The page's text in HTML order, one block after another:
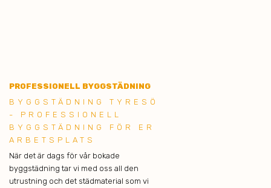
PROFESSIONELL BYGGSTÄDNING
BYGGSTÄDNING TYRESÖ
- PROFESSIONELL
BYGGSTÄDNING FÖR ER
ARBETSPLATS
När det är dags för vår bokade
byggstädning tar vi med oss all den
utrustning och det städmaterial som vi